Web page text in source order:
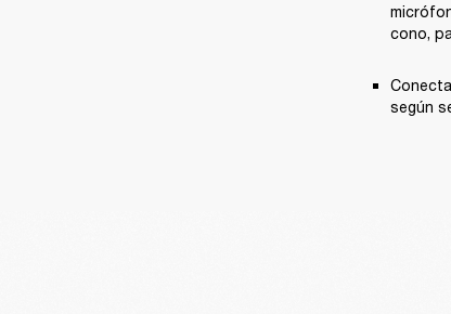
cono,
según